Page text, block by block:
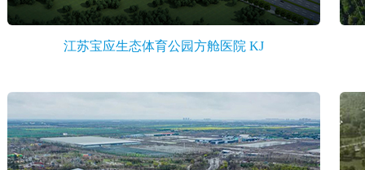
江苏宝应生态体育公园方舱医院 KJ